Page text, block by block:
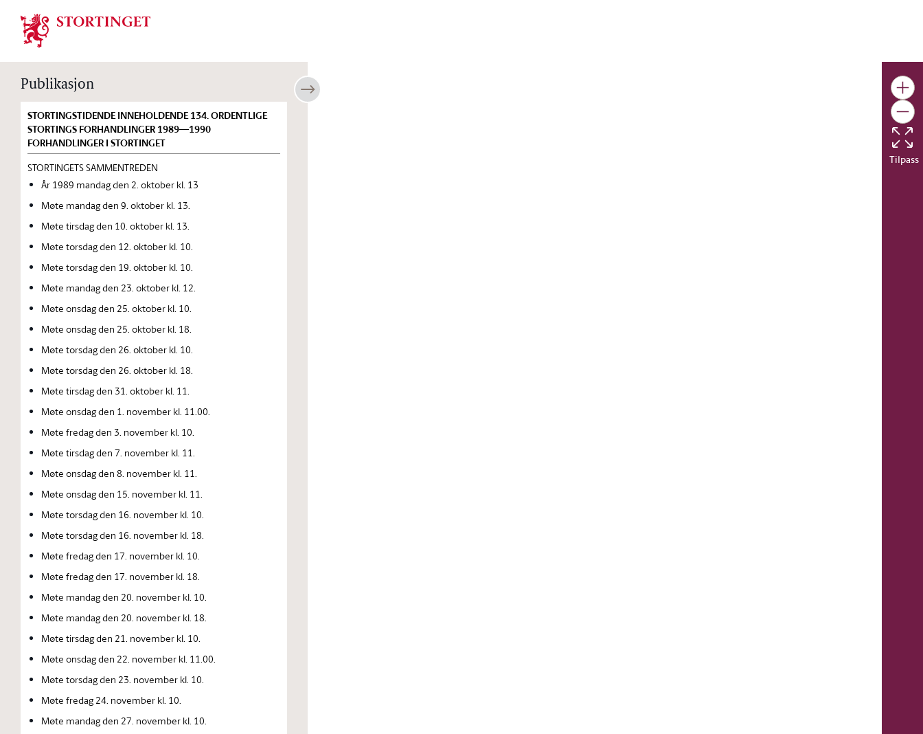
Stortinget.no
Publikasjon
STORTINGSTIDENDE INNEHOLDENDE 134. ORDENTLIGE
STORTINGS FORHANDLINGER 1989—1990
FORHANDLINGER I STORTINGET
STORTINGETS SAMMENTREDEN
År 1989 mandag den 2. oktober kl. 13
Møte mandag den 9. oktober kl. 13.
Møte tirsdag den 10. oktober kl. 13.
Møte torsdag den 12. oktober kl. 10.
Møte torsdag den 19. oktober kl. 10.
Møte mandag den 23. oktober kl. 12.
Møte onsdag den 25. oktober kl. 10.
Møte onsdag den 25. oktober kl. 18.
Møte torsdag den 26. oktober kl. 10.
Møte torsdag den 26. oktober kl. 18.
Møte tirsdag den 31. oktober kl. 11.
Møte onsdag den 1. november kl. 11.00.
Møte fredag den 3. november kl. 10.
Møte tirsdag den 7. november kl. 11.
Møte onsdag den 8. november kl. 11.
Møte onsdag den 15. november kl. 11.
Møte torsdag den 16. november kl. 10.
Møte torsdag den 16. november kl. 18.
Møte fredag den 17. november kl. 10.
Møte fredag den 17. november kl. 18.
Møte mandag den 20. november kl. 10.
Møte mandag den 20. november kl. 18.
Møte tirsdag den 21. november kl. 10.
Møte onsdag den 22. november kl. 11.00.
Møte torsdag den 23. november kl. 10.
Møte fredag 24. november kl. 10.
Møte mandag den 27. november kl. 10.